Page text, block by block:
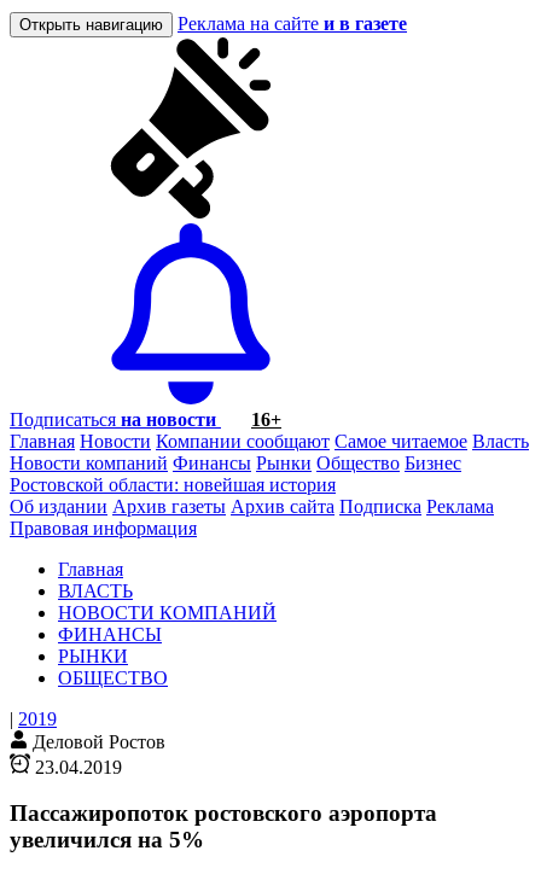
Открыть навигацию Реклама на сайте и в газете
Подписаться на новости
16+
Главная Новости Компании сообщают Самое читаемое Власть
Новости компаний Финансы Рынки Общество Бизнес
Ростовской области: новейшая история
Об издании Архив газеты Архив сайта Подписка Реклама
Правовая информация
Главная
ВЛАСТЬ
НОВОСТИ КОМПАНИЙ
ФИНАНСЫ
РЫНКИ
ОБЩЕСТВО
| 2019
Деловой Ростов
23.04.2019
Пассажиропоток ростовского аэропорта
увеличился на 5%